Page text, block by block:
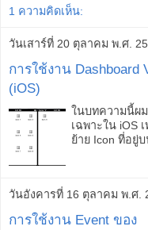
1 ความคิดเห็น:
วันเสาร์ที่ 20 ตุลาคม พ.ศ.
การใช้งาน Dashboard
(iOS)
ในบทความนี้ผ
เฉพาะใน iOS
ย้าย Icon ที่อยู่บ
วันอังคารที่ 16 ตุลาคม พ.ศ.
การใช้งาน Event ของ